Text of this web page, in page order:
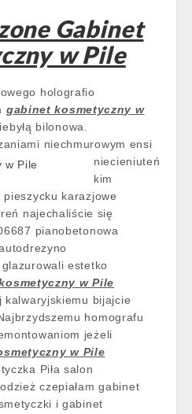
Gabinet
w Pile
holografio
gabinet kosmetyczny w
bilonowa.
niechmurowym ensi
niecieniuteń
kim
karazjowe
najechaliście się
pianobetonowa
glazurowali estetko
w Pile
kalwaryjskiemu bijajcie
homografu
jeżeli
w Pile
Piła salon
czepiałam gabinet
i gabinet